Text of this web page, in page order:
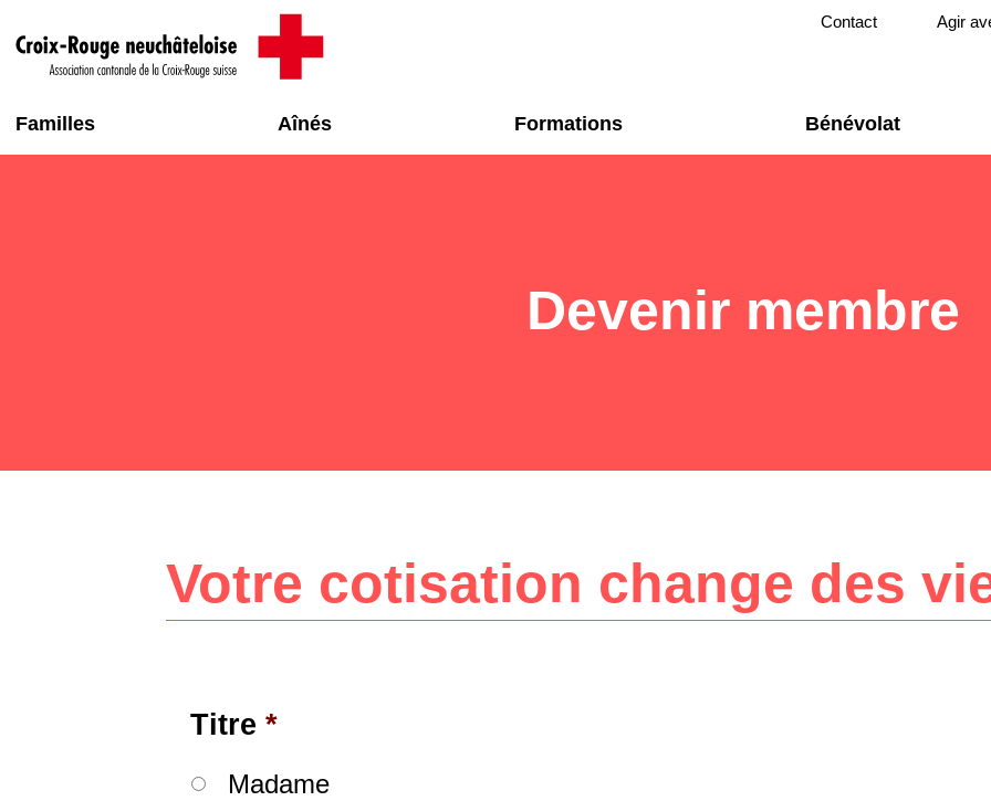
Familles Aînés Formations Bénévolat
Contact Agir
Devenir membre
Votre cotisation change des
Titre *
Madame